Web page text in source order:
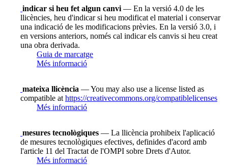
indicar si heu fet algun canvi — En la versió 4.0 de les
llicències, heu d'indicar si heu modificat el material i conservar
una indicació de les modificacions prèvies. En la versió 3.0, i
en versions anteriors, només cal indicar els canvis si heu creat
una obra derivada.
Guia de marcatge
Més informació
mateixa llicència — You may also use a license listed as
compatible at https://creativecommons.org/compatiblelicenses
Més informació
mesures tecnològiques — La llicència prohibeix l'aplicació
de mesures tecnològiques efectives, definides d'acord amb
l'article 11 del Tractat de l'OMPI sobre Drets d'Autor.
Més informació